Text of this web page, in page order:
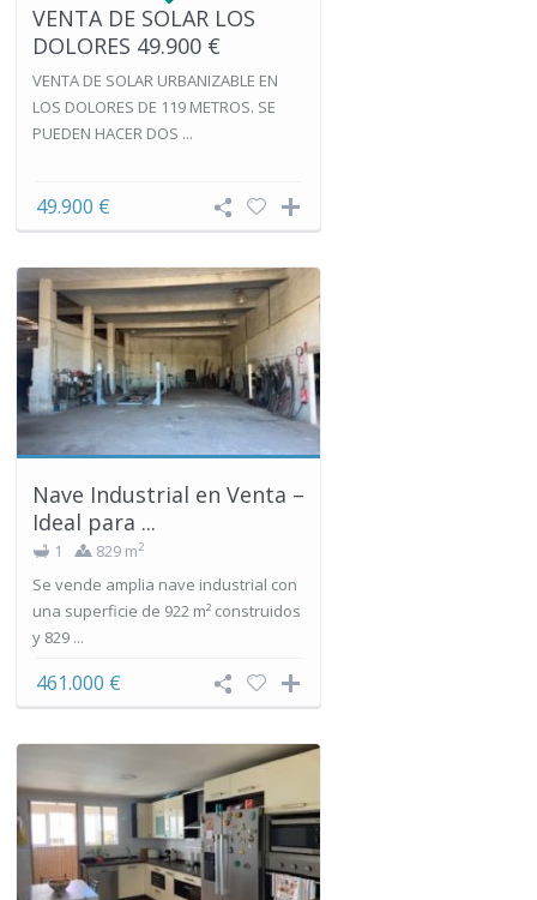
VENTA DE SOLAR LOS
DOLORES 49.900 €
VENTA DE SOLAR URBANIZABLE EN
LOS DOLORES DE 119 METROS. SE
PUEDEN HACER DOS ...
49.900 €
Nave Industrial en Venta –
Ideal para ...
1 829 m2
Se vende amplia nave industrial con
una superficie de 922 m² construidos
y 829 ...
461.000 €